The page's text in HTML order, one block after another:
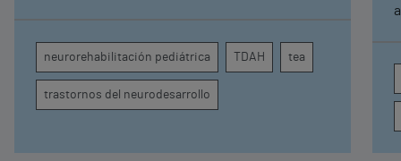
atención, la regulación emocional y la
conducta
neurorehabilitación pediátrica TDAH tea
trastornos del neurodesarrollo